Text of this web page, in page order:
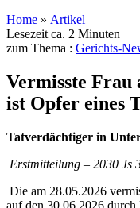
Home » Artikel
Lesezeit ca. 2 Minuten
zum Thema : Gerichts-
Vermisste Frau
ist Opfer eines
Tatverdächtiger in
Erstmitteilung – 2030 Js
Die am 28.05.2026
auf den 30.06.2026